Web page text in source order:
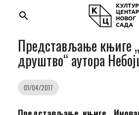
search
Представљање књиге
друштво“ аутора
01/04/2017